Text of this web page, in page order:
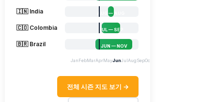
🇮🇳 India AUG — AUG
🇨🇴 Colombia JUL — SEP
🇧🇷 Brazil JUN — NOV
JanFebMarAprMayJunJulAugSepOct
전체 시즌 지도 보기 →